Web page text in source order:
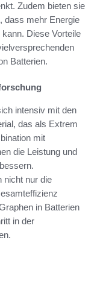
Zudem bieten sie
dass mehr Energie
Diese Vorteile
Batterien.
intensiv mit den
das als Extrem
mit
die Leistung und
nicht nur die
in Batterien
in der